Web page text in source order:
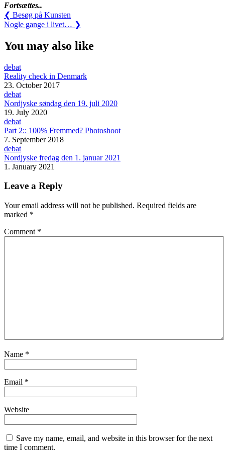
Fortsættes..
Post
navigation
❮ Previous
Post:
Besøg på Kunsten
Next
Nogle gange i livet… ❯
You may also like
debat
Reality check in Denmark
23. October 2017
debat
Nordjyske søndag den 19. juli 2020
19. July 2020
debat
Part 2:: 100% Fremmed? Photoshoot
7. September 2018
debat
Nordjyske fredag den 1. januar 2021
1. January 2021
Leave a Reply
Your email address will not be published. Required fields are
marked *
Comment *
Name *
Email *
Website
Save my name, email, and website in this browser for the next
time I comment.